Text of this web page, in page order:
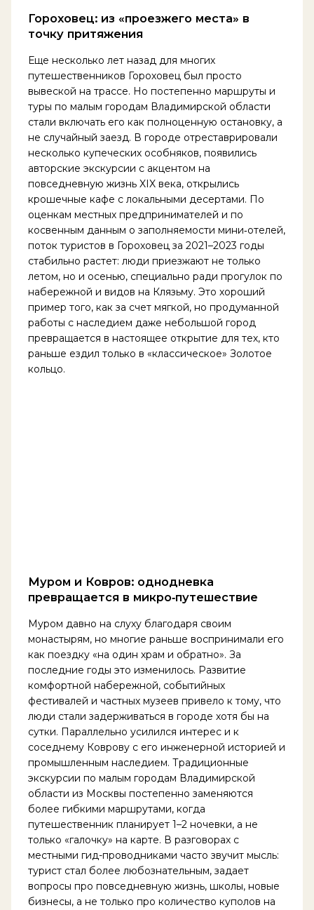
Гороховец: из «проезжего места» в
точку притяжения
Еще несколько лет назад для многих
путешественников Гороховец был просто
вывеской на трассе. Но постепенно маршруты и
туры по малым городам Владимирской области
стали включать его как полноценную остановку, а
не случайный заезд. В городе отреставрировали
несколько купеческих особняков, появились
авторские экскурсии с акцентом на
повседневную жизнь XIX века, открылись
крошечные кафе с локальными десертами. По
оценкам местных предпринимателей и по
косвенным данным о заполняемости мини‑отелей,
поток туристов в Гороховец за 2021–2023 годы
стабильно растет: люди приезжают не только
летом, но и осенью, специально ради прогулок по
набережной и видов на Клязьму. Это хороший
пример того, как за счет мягкой, но продуманной
работы с наследием даже небольшой город
превращается в настоящее открытие для тех, кто
раньше ездил только в «классическое» Золотое
кольцо.
Муром и Ковров: однодневка
превращается в микро‑путешествие
Муром давно на слуху благодаря своим
монастырям, но многие раньше воспринимали его
как поездку «на один храм и обратно». За
последние годы это изменилось. Развитие
комфортной набережной, событийных
фестивалей и частных музеев привело к тому, что
люди стали задерживаться в городе хотя бы на
сутки. Параллельно усилился интерес и к
соседнему Коврову с его инженерной историей и
промышленным наследием. Традиционные
экскурсии по малым городам Владимирской
области из Москвы постепенно заменяются
более гибкими маршрутами, когда
путешественник планирует 1–2 ночевки, а не
только «галочку» на карте. В разговорах с
местными гид-проводниками часто звучит мысль:
турист стал более любознательным, задает
вопросы про повседневную жизнь, школы, новые
бизнесы, а не только про количество куполов на